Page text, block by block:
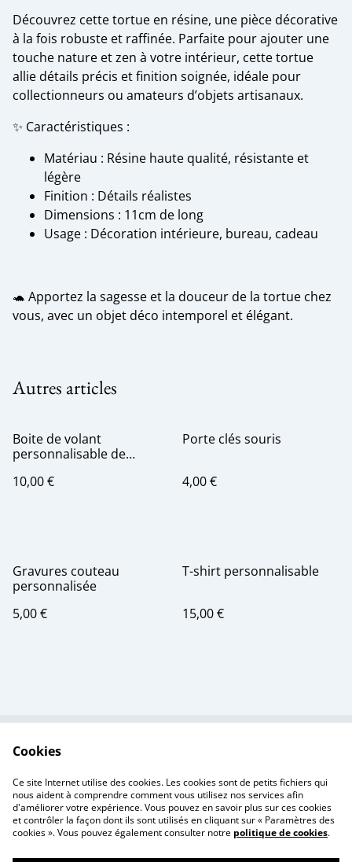
Découvrez cette tortue en résine, une pièce décorative
à la fois robuste et raffinée. Parfaite pour ajouter une
touche nature et zen à votre intérieur, cette tortue
allie détails précis et finition soignée, idéale pour
collectionneurs ou amateurs d’objets artisanaux.
✨ Caractéristiques :
Matériau : Résine haute qualité, résistante et
légère
Finition : Détails réalistes
Dimensions : 11cm de long
Usage : Décoration intérieure, bureau, cadeau
🐢 Apportez la sagesse et la douceur de la tortue chez
vous, avec un objet déco intemporel et élégant.
Autres articles
Boite de volant
personnalisable de
10,00 €
Porte clés souris
4,00 €
Gravures couteau
personnalisée
5,00 €
T-shirt personnalisable
15,00 €
Politique de
confidentialité
Politique de cookies
Cookies
Ce site Internet utilise des cookies. Les cookies sont de petits fichiers qui
nous aident à comprendre comment vous utilisez nos services afin
d'améliorer votre expérience. Vous pouvez en savoir plus sur ces cookies
et contrôler la façon dont ils sont utilisés en cliquant sur « Paramètres des
cookies ». Vous pouvez également consulter notre politique de cookies.